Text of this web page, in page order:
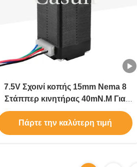
7.5V Σχοινί κοπής 15mm Nema 8
Στάππερ κινητήρας 40mN.M Για
αυτοματοποίηση γραφείου
Πάρτε την καλύτερη τιμή